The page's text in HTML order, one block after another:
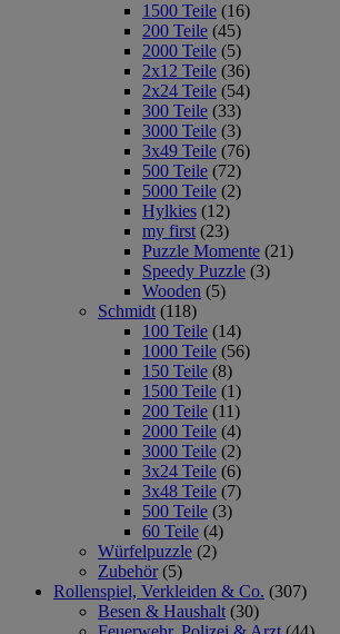
1500 Teile (16)
200 Teile (45)
2000 Teile (5)
2x12 Teile (36)
2x24 Teile (54)
300 Teile (33)
3000 Teile (3)
3x49 Teile (76)
500 Teile (72)
5000 Teile (2)
Hylkies (12)
my first (23)
Puzzle Momente (21)
Speedy Puzzle (3)
Wooden (5)
Schmidt (118)
100 Teile (14)
1000 Teile (56)
150 Teile (8)
1500 Teile (1)
200 Teile (11)
2000 Teile (4)
3000 Teile (2)
3x24 Teile (6)
3x48 Teile (7)
500 Teile (3)
60 Teile (4)
Würfelpuzzle (2)
Zubehör (5)
Rollenspiel, Verkleiden & Co. (307)
Besen & Haushalt (30)